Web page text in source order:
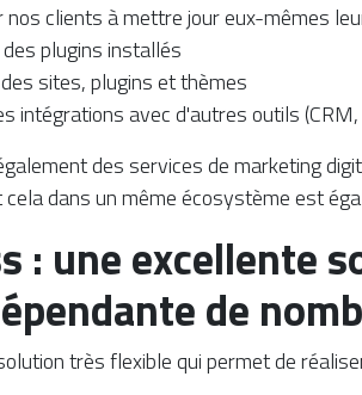
nos clients à mettre jour eux-mêmes
plugins installés
sites, plugins et thèmes
intégrations avec d'autres outils
des services de marketing
dans un même écosystème est
: une excellente
de
très flexible qui permet de